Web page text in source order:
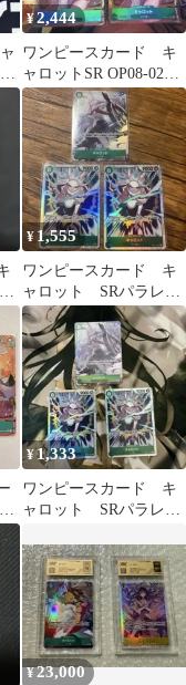
¥2,444
ワンピースカード キ
ャロットSR OP08-023 4
枚セット
¥ 1,555
ワンピースカード キ
ャロット SRパラレル
1枚 SR2枚
¥1,333
ワンピースカード キ
ャロット SRパラレル
¥23,000